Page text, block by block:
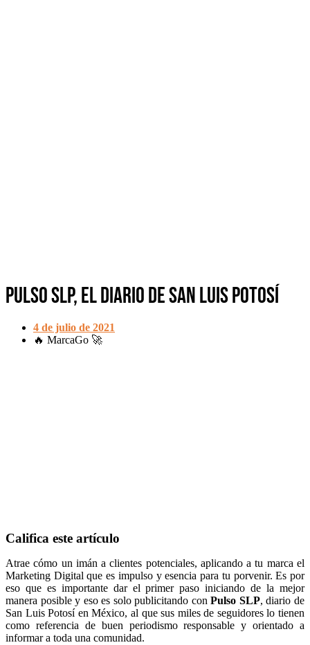
Pulso SLP, el diario de San Luis Potosí
4 de julio de 2021
🔥 MarcaGo 🚀
Califica este artículo
Atrae cómo un imán a clientes potenciales, aplicando a tu marca el
Marketing Digital que es impulso y esencia para tu porvenir. Es por
eso que es importante dar el primer paso iniciando de la mejor
manera posible y eso es solo publicitando conPulso SLP, diario de
San Luis Potosí en México, al que sus miles de seguidores lo tienen
como referencia de buen periodismo responsable y orientado a
informar a toda una comunidad.